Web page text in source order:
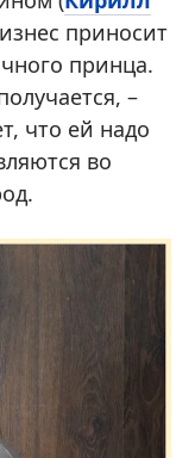
приносит
принца.
–
что ей надо
во